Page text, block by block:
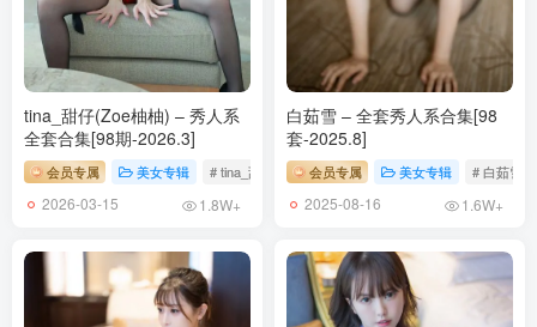
tina_甜仔(Zoe柚柚) – 秀人系
全套合集[98期-2026.3]
会员专属 美女专辑 # tina_甜仔
2026-03-15 1.8W+
白茹雪 – 全套秀人系合集[98
套-2025.8]
会员专属 美女专辑 # 白茹雪
2025-08-16 1.6W+